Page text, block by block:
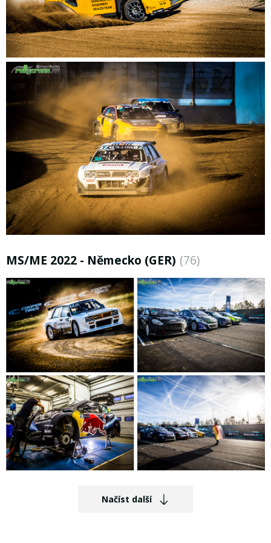
MS/ME 2022 - Německo (GER) (76)
Načíst další